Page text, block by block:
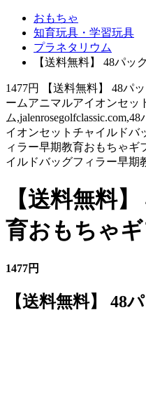
おもちゃ
知育玩具・学習玩具
プラネタリウム
【送料無料】 48パ
1477円 【送料無料】 48パ
ームアニマルアイオンセッ
ム
イオンセットチャイルドバ
ィラー早期教育おもちゃギ
イルドバッグフィラー早期
【送料無料
育おもちゃギ
1477円
【送料無料】